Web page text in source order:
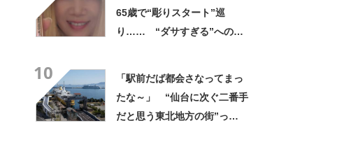
65歳で“彫りスタート”巡
り…… “ダサすぎる”への持
10
「駅前だば都会さなってまっ
たな～」 “仙台に次ぐ二番手
だと思う東北地方の街”っ